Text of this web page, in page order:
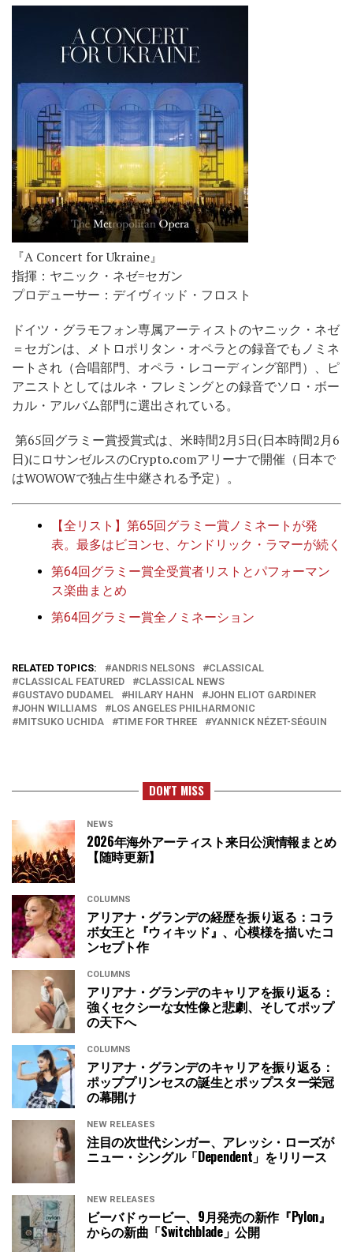
『A Concert for Ukraine』
指揮：ヤニック・ネゼ=セガン
プロデューサー：デイヴィッド・フロスト
ドイツ・グラモフォン専属アーティストのヤニック・ネゼ
＝セガンは、メトロポリタン・オペラとの録音でもノミネ
ートされ（合唱部門、オペラ・レコーディング部門）、ピ
アニストとしてはルネ・フレミングとの録音でソロ・ボー
カル・アルバム部門に選出されている。
第65回グラミー賞授賞式は、米時間2月5日(日本時間2月6
日)にロサンゼルスのCrypto.comアリーナで開催（日本で
はWOWOWで独占生中継される予定）。
【全リスト】第65回グラミー賞ノミネートが発
表。最多はビヨンセ、ケンドリック・ラマーが続く
第64回グラミー賞全受賞者リストとパフォーマン
ス楽曲まとめ
第64回グラミー賞全ノミネーション
RELATED TOPICS: ANDRIS NELSONS
CLASSICAL
CLASSICAL FEATURED
CLASSICAL NEWS
GUSTAVO DUDAMEL
HILARY HAHN
JOHN ELIOT GARDINER
JOHN WILLIAMS
LOS ANGELES PHILHARMONIC
MITSUKO UCHIDA
TIME FOR THREE YANNICK NÉZET-SÉGUIN
DON'T MISS
NEWS
2026年海外アーティスト来日公演情報まとめ
【随時更新】
COLUMNS
アリアナ・グランデの経歴を振り返る：コラ
ボ女王と『ウィキッド』、心模様を描いたコ
ンセプト作
COLUMNS
アリアナ・グランデのキャリアを振り返る：
強くセクシーな女性像と悲劇、そしてポップ
の天下へ
COLUMNS
アリアナ・グランデのキャリアを振り返る：
ポッププリンセスの誕生とポップスター栄冠
の幕開け
NEW RELEASES
注目の次世代シンガー、アレッシ・ローズが
ニュー・シングル「Dependent」をリリース
NEW RELEASES
ビーバドゥービー、9月発売の新作『Pylon』
からの新曲「Switchblade」公開